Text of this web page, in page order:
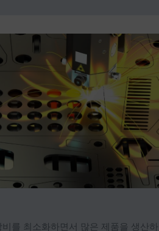
를 최소화하면서 많은 제품을 생산하